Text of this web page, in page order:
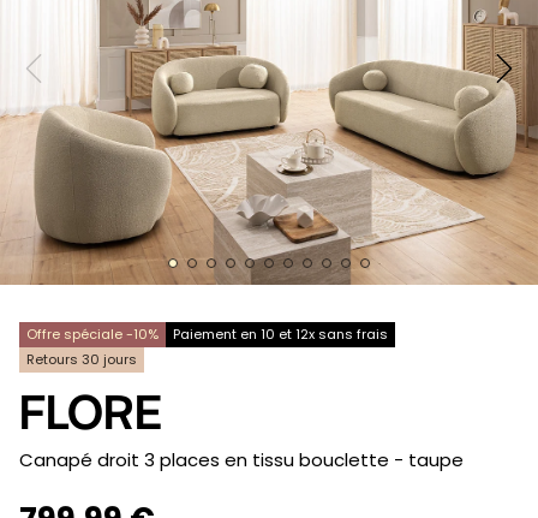
Offre spéciale -10%
Paiement en 10 et 12x sans frais
Retours 30 jours
FLORE
-
Canapé droit 3 places en tissu bouclette - taupe